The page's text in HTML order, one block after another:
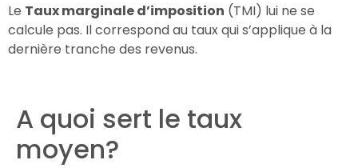
Le Taux marginale d’imposition (TMI) lui ne se
calcule pas. Il correspond au taux qui s’applique à la
dernière tranche des revenus.
A quoi sert le taux
moyen?